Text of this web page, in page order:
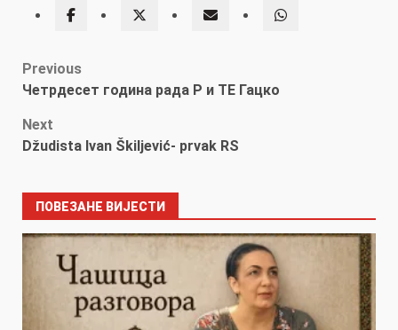
Post
Previous
Четрдесет година рада Р и ТЕ Гацко
Next
Džudista Ivan Škiljević- prvak RS
ПОВЕЗАНЕ ВИЈЕСТИ